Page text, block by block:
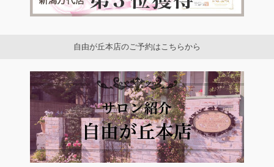
自由が丘本店のご予約はこちらから